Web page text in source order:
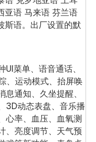
亚语 马来语 芬兰语
斯语。出厂设置的默
菜单、语音通话、
、运动模式、抬屏唤
通知、久坐提醒、
3D动态表盘、音乐播
心率、血压、血氧测
、亮度调节、天气预